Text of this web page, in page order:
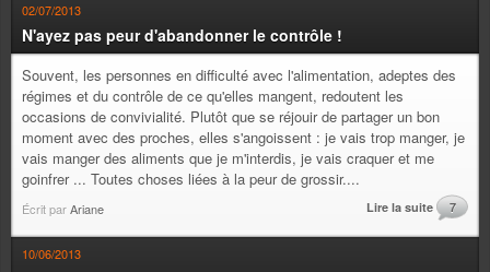
02/07/2013
N'ayez pas peur d'abandonner le contrôle !
Souvent, les personnes en difficulté avec l'alimentation, adeptes des
régimes et du contrôle de ce qu'elles mangent, redoutent les
occasions de convivialité. Plutôt que se réjouir de partager un bon
moment avec des proches, elles s'angoissent : je vais trop manger, je
vais manger des aliments que je m'interdis, je vais craquer et me
goinfrer ... Toutes choses liées à la peur de grossir....
Écrit parAriane Lire la suite 7
10/06/2013